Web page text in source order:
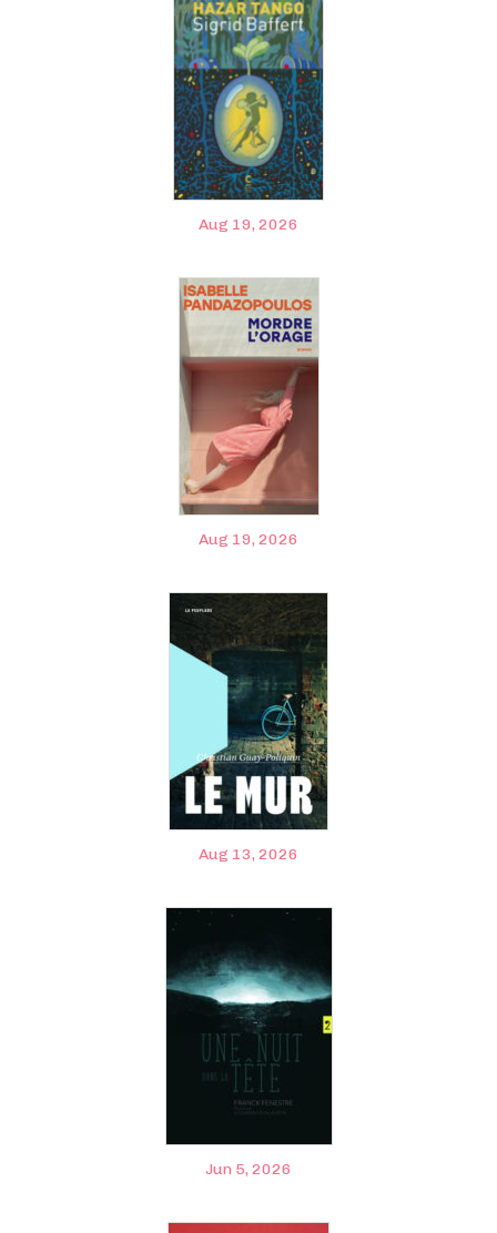
Aug 19, 2026
Aug 19, 2026
Aug 13, 2026
Jun 5, 2026